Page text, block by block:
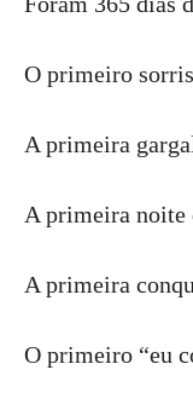
O primeiro
A primeira
A primeira
A primeira
O primeiro “eu